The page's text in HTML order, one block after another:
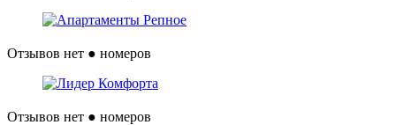
Отзывов нет ● номеров
Отзывов нет ● номеров